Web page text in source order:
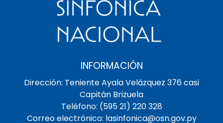
INFORMACIÓN
Dirección: Teniente Ayala Velázquez 376 casi
Capitán Brizuela
Teléfono: (595 21) 220 328
Correo electrónico: lasinfonica@osn.gov.py